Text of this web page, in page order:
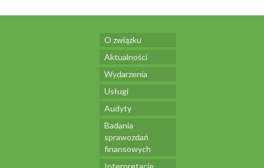
O związku
Aktualności
Wydarzenia
Usługi
Audyty
Badania
sprawozdań
finansowych
Interpretacje